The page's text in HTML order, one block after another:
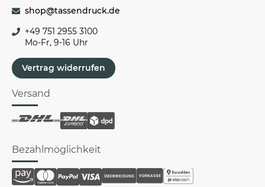
shop@tassendruck.de
+49 751 2955 3100
Mo-Fr, 9-16 Uhr
Vertrag widerrufen
Versand
Bezahlmöglichkeit